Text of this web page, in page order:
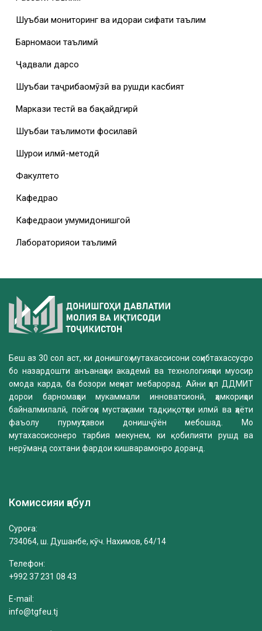
Шуъбаи мониторинг ва идораи сифати таълим
Барномаҳои таълимӣ
Ҷадвали дарсҳо
Шуъбаи таҷрибаомӯзӣ ва рушди касбият
Маркази тестӣ ва бақайдгирӣ
Шуъбаи таълимоти фосилавӣ
Шурои илмӣ-методӣ
Факултетҳо
Кафедраҳо
Кафедраҳои умумидонишгоҳӣ
Лабораторияҳои таълимӣ
Беш аз 30 сол аст, ки донишгоҳ мутахассисони соҳибтахассусро
бо назардошти анъанаҳои академӣ ва технологияҳои муосир
омода карда, ба бозори меҳнат мебарорад. Айни ҳол ДДМИТ
дорои барномаҳои мукаммали инноватсионӣ, ҳамкориҳои
байналмилалӣ, пойгоҳи мустаҳками тадқиқотҳои илмӣ ва ҳаёти
фаъолу пурмуҳтавои донишҷӯён мебошад. Мо
мутахассисонеро тарбия мекунем, ки қобилияти рушд ва
нерӯманд сохтани фардои кишварамонро доранд.
Комиссияи қабул
Суроға:
734064, ш. Душанбе, кӯч. Нахимов, 64/14
Телефон:
+992 37 231 08 43
E-mail:
info@tgfeu.tj